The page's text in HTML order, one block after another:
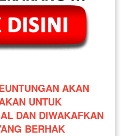
AKAN
UNTUK
DAN DIWAKAFKAN
BERHAK